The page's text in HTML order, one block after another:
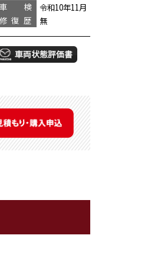
車 検
令和10年11月
修復歴 無